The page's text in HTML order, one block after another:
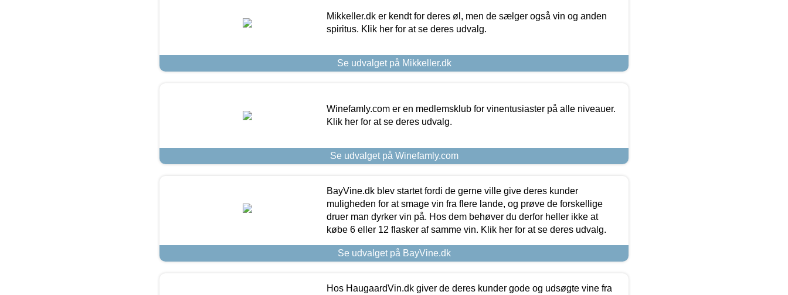
Mikkeller.dk er kendt for deres øl, men de sælger også vin og anden
spiritus. Klik her for at se deres udvalg.
Se udvalget på Mikkeller.dk
Winefamly.com er en medlemsklub for vinentusiaster på alle niveauer.
Klik her for at se deres udvalg.
Se udvalget på Winefamly.com
BayVine.dk blev startet fordi de gerne ville give deres kunder
muligheden for at smage vin fra flere lande, og prøve de forskellige
druer man dyrker vin på. Hos dem behøver du derfor heller ikke at
købe 6 eller 12 flasker af samme vin. Klik her for at se deres udvalg.
Se udvalget på BayVine.dk
Hos HaugaardVin.dk giver de deres kunder gode og udsøgte vine fra